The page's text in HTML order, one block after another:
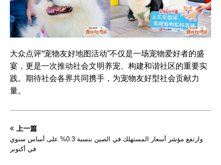
大众点评“宠物友好地图活动”不仅是一场宠物爱好者的盛
宴，更是一次推动社会文明养宠、构建和谐社区的重要实
践。期待社会各界共同携手，为宠物友好型社会贡献力
量。
上一篇
وارتفع مؤشر أسعار المستهلك في الصين بنسبة 0.3% على أساس سنوي
في أكتوبر